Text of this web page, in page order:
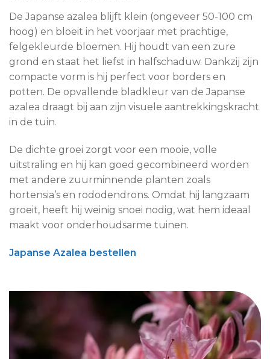
De Japanse azalea blijft klein (ongeveer 50-100 cm
hoog) en bloeit in het voorjaar met prachtige,
felgekleurde bloemen. Hij houdt van een zure
grond en staat het liefst in halfschaduw. Dankzij zijn
compacte vorm is hij perfect voor borders en
potten. De opvallende bladkleur van de Japanse
azalea draagt bij aan zijn visuele aantrekkingskracht
in de tuin.
De dichte groei zorgt voor een mooie, volle
uitstraling en hij kan goed gecombineerd worden
met andere zuurminnende planten zoals
hortensia’s en rododendrons. Omdat hij langzaam
groeit, heeft hij weinig snoei nodig, wat hem ideaal
maakt voor onderhoudsarme tuinen.
Japanse Azalea bestellen